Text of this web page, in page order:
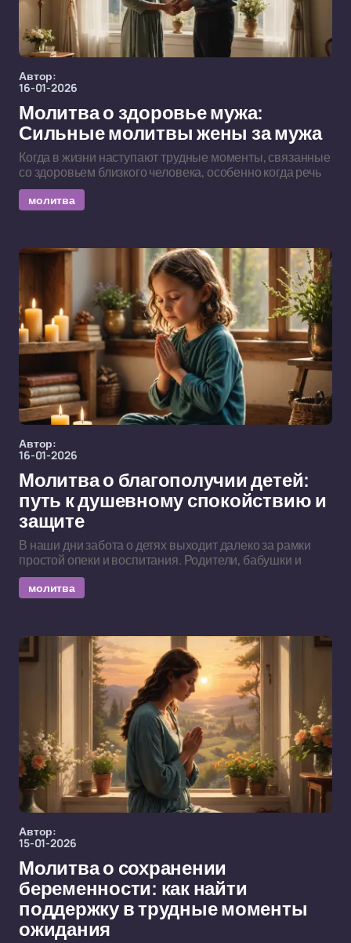
Автор:
16-01-2026
Молитва о здоровье мужа:
Сильные молитвы жены за мужа
Когда в жизни наступают трудные моменты, связанные
со здоровьем близкого человека, особенно когда речь
молитва
Автор:
16-01-2026
Молитва о благополучии детей:
путь к душевному спокойствию и
защите
В наши дни забота о детях выходит далеко за рамки
простой опеки и воспитания. Родители, бабушки и
молитва
Автор:
15-01-2026
Молитва о сохранении
беременности: как найти
поддержку в трудные моменты
ожидания